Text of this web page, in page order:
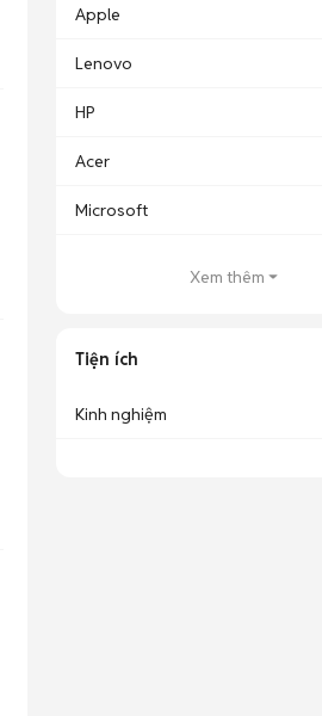
Apple
Lenovo
HP
Acer
Microsoft
Xem thêm
Tiện ích
Kinh nghiệm